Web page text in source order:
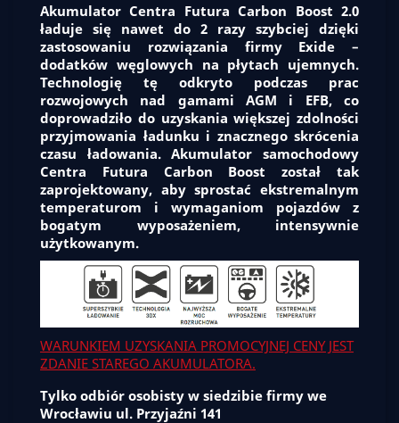
Akumulator Centra Futura Carbon Boost 2.0
ładuje się nawet do 2 razy szybciej dzięki
zastosowaniu rozwiązania firmy Exide –
dodatków węglowych na płytach ujemnych.
Technologię tę odkryto podczas prac
rozwojowych nad gamami AGM i EFB, co
doprowadziło do uzyskania większej zdolności
przyjmowania ładunku i znacznego skrócenia
czasu ładowania. Akumulator samochodowy
Centra Futura Carbon Boost został tak
zaprojektowany, aby sprostać ekstremalnym
temperaturom i wymaganiom pojazdów z
bogatym wyposażeniem, intensywnie
użytkowanym.
WARUNKIEM UZYSKANIA PROMOCYJNEJ CENY JEST
ZDANIE STAREGO AKUMULATORA.
Tylko odbiór osobisty w siedzibie firmy we
Wrocławiu ul. Przyjaźni 141